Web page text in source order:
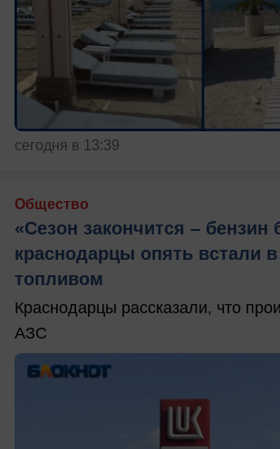
сегодня в 13:39
Общество
«Сезон закончится – бензин
краснодарцы опять встали
топливом
Краснодарцы рассказали, что
АЗС